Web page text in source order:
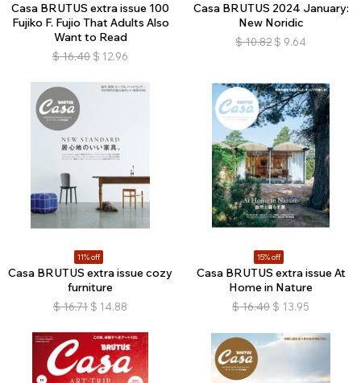
Casa BRUTUS extra issue 100
Fujiko F. Fujio That Adults Also
Want to Read
$ 16.40 $ 12.96
Casa BRUTUS 2024 January:
New Noridic
$ 10.82 $ 9.64
11% off
Casa BRUTUS extra issue cozy
furniture
$ 16.71 $ 14.88
15% off
Casa BRUTUS extra issue At
Home in Nature
$ 16.40 $ 13.95